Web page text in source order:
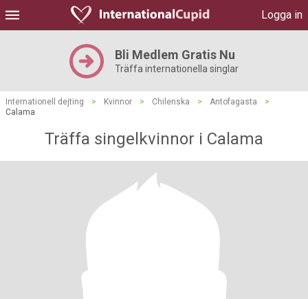
Logga in
Bli Medlem Gratis Nu
Träffa internationella singlar
Internationell dejting > Kvinnor > Chilenska > Antofagasta
>
Calama
Träffa singelkvinnor i Calama